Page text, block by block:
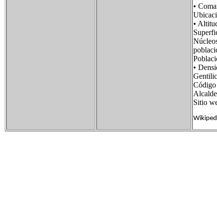
•
•
•
Sitio